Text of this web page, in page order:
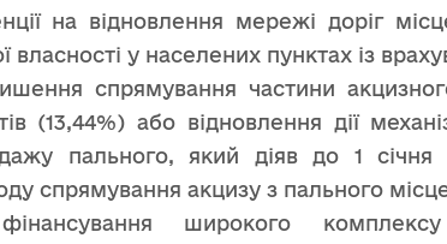
на відновлення мережі доріг
власності у населених пунктах із
спрямування частини
(13,44%) або відновлення дії
пального, який діяв до 1
спрямування акцизу з пального
фінансування широкого